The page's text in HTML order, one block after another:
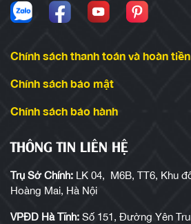
Chính sách thanh toán và hoàn tiền
Chính sách bảo mật
Chính sách bảo hành
THÔNG TIN LIÊN HỆ
Trụ Sở Chính: LK 04, M6B, TT6, Khu
Hoàng Mai, Hà Nội
VPĐD Hà Tĩnh: Số 151, Đường Yên